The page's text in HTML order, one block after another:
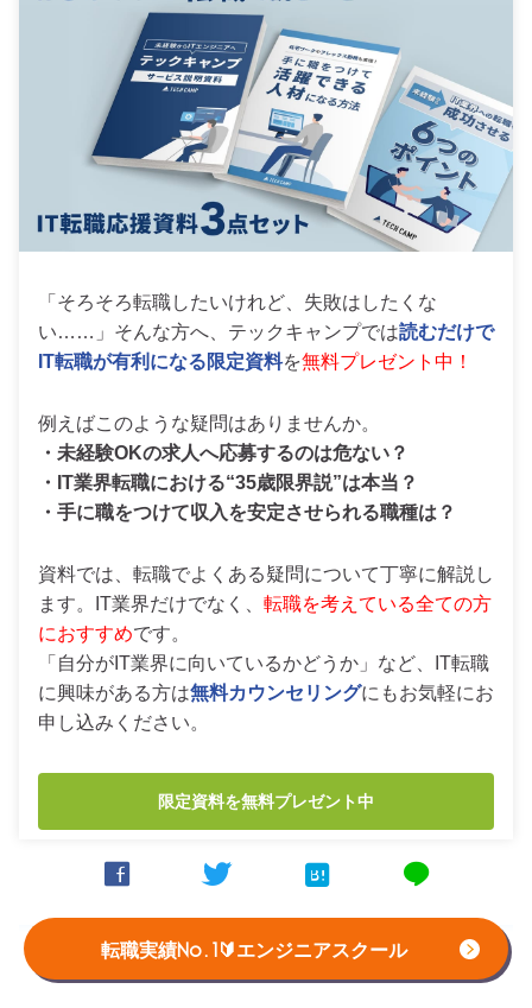
転職実績No.1🔰エンジニアスクール
「そろそろ転職したいけれど、失敗はしたくな
い……」そんな方へ、テックキャンプでは読むだけで
IT転職が有利になる限定資料を無料プレゼント中！
例えばこのような疑問はありませんか。
・未経験OKの求人へ応募するのは危ない？
・IT業界転職における“35歳限界説”は本当？
・手に職をつけて収入を安定させられる職種は？
資料では、転職でよくある疑問について丁寧に解説し
ます。IT業界だけでなく、 転職を考えている全ての方
におすすめです。
「自分がIT業界に向いているかどうか」など、IT転職
に興味がある方は無料カウンセリングにもお気軽にお
申し込みください。
限定資料を無料プレゼント中
   line
テックキャンプ イナズマコースは、2020年3月2日に「テック
キャンプ イナズマスタイル」に名称が変わりました。